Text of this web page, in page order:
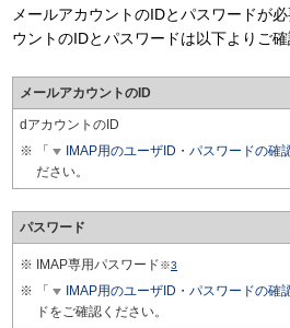
メールアカウントのIDとパスワードが
ウントのIDとパスワードは以下よりご確
メールアカウントのID
dアカウントのID
「
IMAP用のユーザID・パスワードの確
ださい。
パスワード
IMAP専用パスワード※3
「 IMAP用のユーザID・パスワードの確
ドをご確認ください。